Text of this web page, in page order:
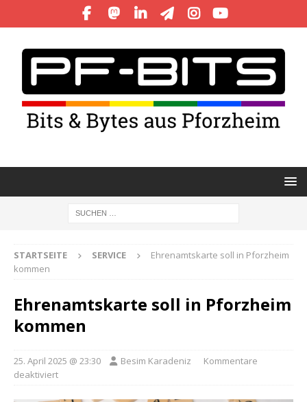
STARTSEITE SERVICE
Ehrenamtskarte soll in Pforzheim
kommen
Ehrenamtskarte soll in Pforzheim
kommen
25. April 2025 @ 23:30 Besim Karadeniz
Kommentare
deaktiviert